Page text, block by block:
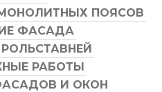
ПОЯСОВ
ФАСАДА
РАБОТЫ
И ОКОН